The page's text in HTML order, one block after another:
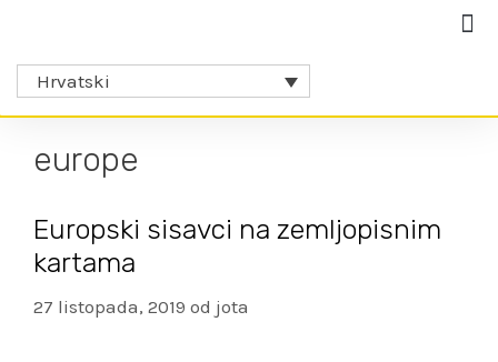
Hrvatski
europe
Europski sisavci na zemljopisnim
kartama
27 listopada, 2019 od jota